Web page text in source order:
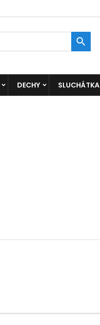

DECHY SLUCHÁTKA